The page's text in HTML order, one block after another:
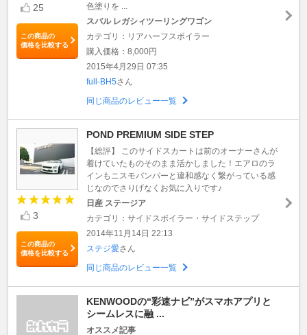
25
この商品の
価格を比較する
色塗りを ...
スバル レガシィツーリングワゴン
カテゴリ：リアハーフスポイラー
購入価格：8,000円
2015年4月29日 07:35
full-BH5さん
同じ商品のレビュー一覧
3
この商品の
価格を比較する
POND PREMIUM SIDE STEP
【総評】 このサイドスカートは前のオーナーさんが
着けていたものそのまま活かしました！エアロのラ
インもニスモバンパーと違和感なく繋がっている感
じなのでさりげなくお気に入りです♪
日産 ステージア
カテゴリ：サイドスポイラー・サイドステップ
2014年11月14日 22:13
ステジ愛さん
同じ商品のレビュー一覧
KENWOODの“彩速ナビ”がスマホアプリと
シームレスに融 ...
オススメ記事